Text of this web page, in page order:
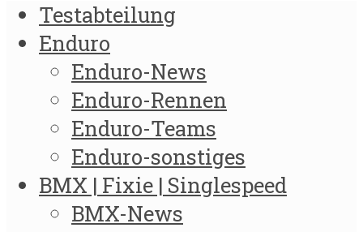
Testabteilung
Enduro
Enduro-News
Enduro-Rennen
Enduro-Teams
Enduro-sonstiges
BMX | Fixie | Singlespeed
BMX-News